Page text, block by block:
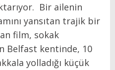
Bir ailenin
yansıtan trajik bir
film, sokak
Belfast kentinde, 10
yolladığı küçük